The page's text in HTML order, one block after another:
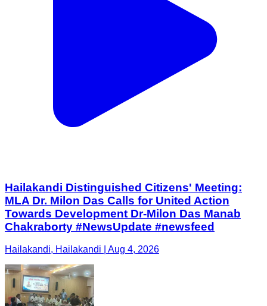
Hailakandi Distinguished Citizens' Meeting:
MLA Dr. Milon Das Calls for United Action
Towards Development Dr-Milon Das Manab
Chakraborty #NewsUpdate #newsfeed
Hailakandi, Hailakandi | Aug 4, 2026